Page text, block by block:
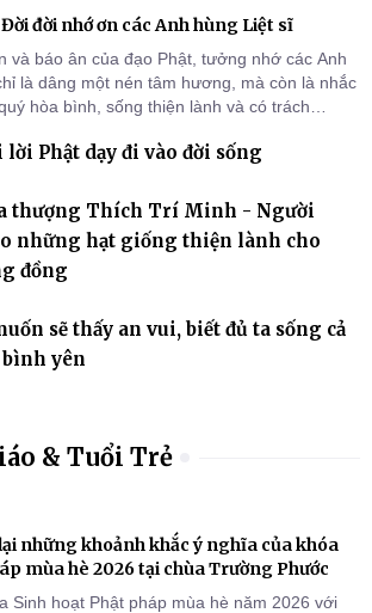
đời nhớ ơn các Anh hùng Liệt sĩ
và báo ân của đạo Phật, tưởng nhớ các Anh
là dâng một nén tâm hương, mà còn là nhắc
hòa bình, sống thiện lành và có trách
lời Phật dạy đi vào đời sống
thượng Thích Trí Minh - Người
những hạt giống thiện lành cho
đồng
sẽ thấy an vui, biết đủ ta sống cả
yên
& Tuổi Trẻ
những khoảnh khắc ý nghĩa của khóa
mùa hè 2026 tại chùa Trường Phước
Sinh hoạt Phật pháp mùa hè năm 2026 với